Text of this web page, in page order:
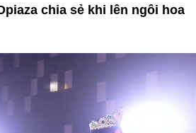
chia sẻ khi lên ngôi hoa